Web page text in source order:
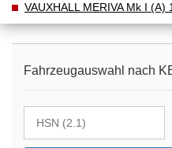
VAUXHALL MERIVA Mk I (A)
Fahrzeugauswahl nach